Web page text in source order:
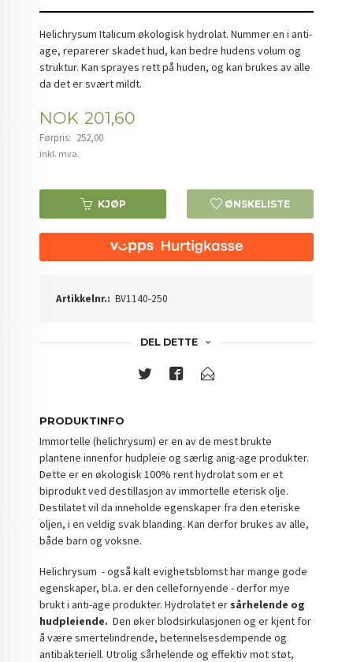
Helichrysum Italicum økologisk hydrolat. Nummer en i anti-
age, reparerer skadet hud, kan bedre hudens volum og
struktur. Kan sprayes rett på huden, og kan brukes av alle
da det er svært mildt.
Tilbud
NOK 201,60
Førpris: 252,00
Rabatt
inkl. mva.
KJØP ØNSKELISTE
Artikkelnr.: BV1140-250
DEL DETTE
PRODUKTINFO
Immortelle (helichrysum) er en av de mest brukte
plantene innenfor hudpleie og særlig anig-age produkter.
Dette er en økologisk 100% rent hydrolat som er et
biprodukt ved destillasjon av immortelle eterisk olje.
Destilatet vil da inneholde egenskaper fra den eteriske
oljen, i en veldig svak blanding. Kan derfor brukes av alle,
både barn og voksne.
Helichrysum - også kalt evighetsblomst har mange gode
egenskaper, bl.a. er den cellefornyende - derfor mye
brukt i anti-age produkter. Hydrolatet er sårhelende og
hudpleiende. Den øker blodsirkulasjonen og er kjent for
å være smertelindrende, betennelsesdempende og
antibakteriell. Utrolig sårhelende og effektiv mot støt,